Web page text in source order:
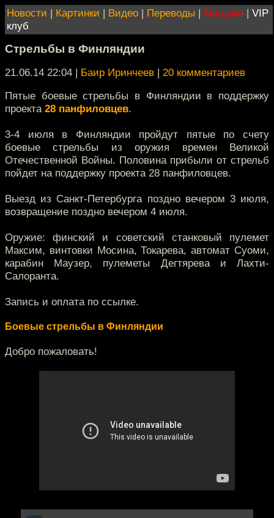
Новости | Картинки | Видео | Переводы | Магазин | VIP
клуб
Стрельбы в Финляндии
21.06.14 22:04 | Баир Иринчеев | 20 комментариев
Пятые боевые стрельбы в Финляндии в поддержку
проекта 28 панфиловцев.
3-4 июля в Финляндии пройдут пятые по счету
боевые стрельбы из оружия времен Великой
Отечественной Войны. Половина прибыли от стрельб
пойдет на поддержку проекта 28 панфиловцев.
Выезд из Санкт-Петербурга поздно вечером 3 июля,
возвращение поздно вечером 4 июля.
Оружие: финский и советский станковый пулемет
Максим, винтовки Мосина, Токарева, автомат Суоми,
карабин Маузер, пулеметы Дегтярева и Лахти-
Салоранта.
Запись и оплата по ссылке.
Боевые стрельбы в Финляндии
Добро пожаловать!